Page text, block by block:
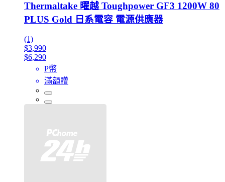
Thermaltake 曜越 Toughpower GF3 1200W 80
PLUS Gold 日系電容 電源供應器
(1)
$3,990
$6,290
P幣
滿額贈